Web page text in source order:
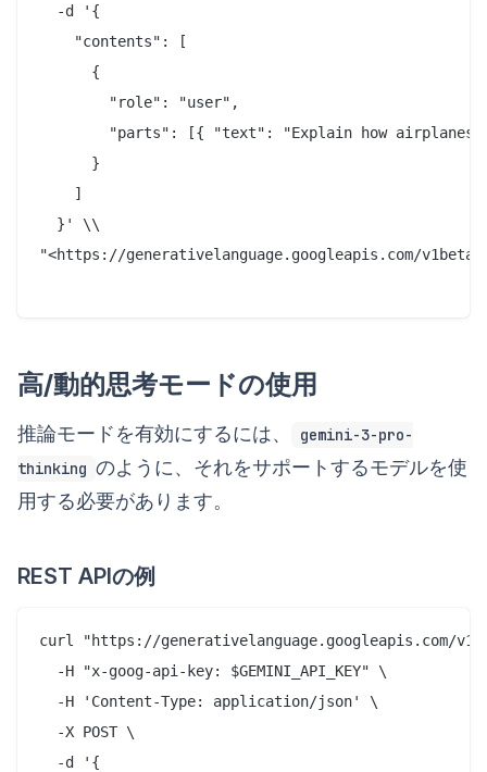
  -d '{
    "contents": [
      {
        "role": "user",
"parts": [{ "text": "Explain how airplanes
      }
    ]
  }' \\
"<https://generativelanguage.googleapis.com/v1beta/
高/動的思考モードの使用
推論モードを有効にするには、
gemini-3-pro-
thinking のように、それをサポートするモデルを使
用する必要があります。
REST APIの例
curl "https://generativelanguage.googleapis.com/
  -H "x-goog-api-key: $GEMINI_API_KEY" \
  -H 'Content-Type: application/json' \
  -X POST \
  -d '{